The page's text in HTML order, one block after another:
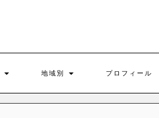
地域別 プロフィール